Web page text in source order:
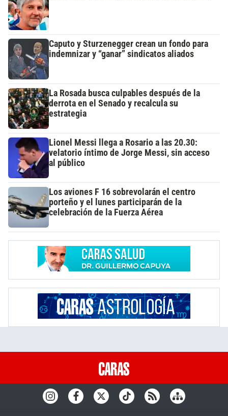
Caputo y Sturzenegger crean un fondo para
indemnizar y “ganar” sindicatos aliados
La Rosada busca culpables después de la
derrota en el Senado y recalcula su
estrategia
Lionel Messi llega a Rosario a las 20.30:
velatorio íntimo de Jorge Messi, sin acceso
al público
Los aviones F 16 sobrevolarán el centro
porteño y el lunes participarán de la
celebración de la Fuerza Aérea